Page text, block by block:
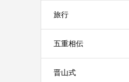
旅行
五重相伝
晋山式